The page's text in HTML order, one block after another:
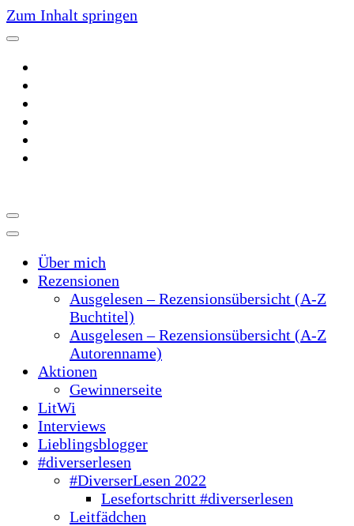
Zum Inhalt springen
~Schreibtrieb~
Über mich
Rezensionen
Ausgelesen – Rezensionsübersicht (A-Z
Buchtitel)
Ausgelesen – Rezensionsübersicht (A-Z
Autorenname)
Aktionen
Gewinnerseite
LitWi
Interviews
Lieblingsblogger
#diverserlesen
#DiverserLesen 2022
Lesefortschritt #diverserlesen
Leitfädchen